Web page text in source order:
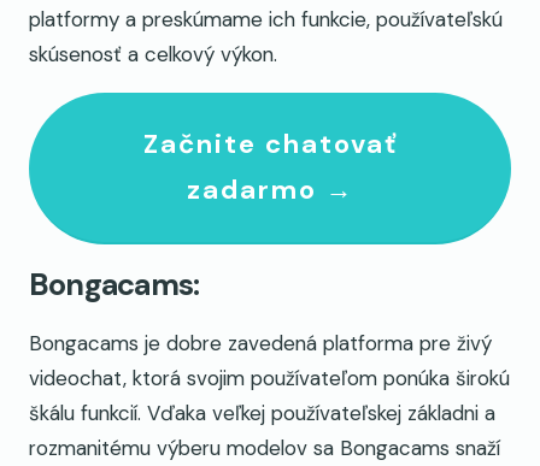
platformy a preskúmame ich funkcie, používateľskú
skúsenosť a celkový výkon.
Začnite chatovať
zadarmo →
Bongacams:
Bongacams je dobre zavedená platforma pre živý
videochat, ktorá svojim používateľom ponúka širokú
škálu funkcií. Vďaka veľkej používateľskej základni a
rozmanitému výberu modelov sa Bongacams snaží